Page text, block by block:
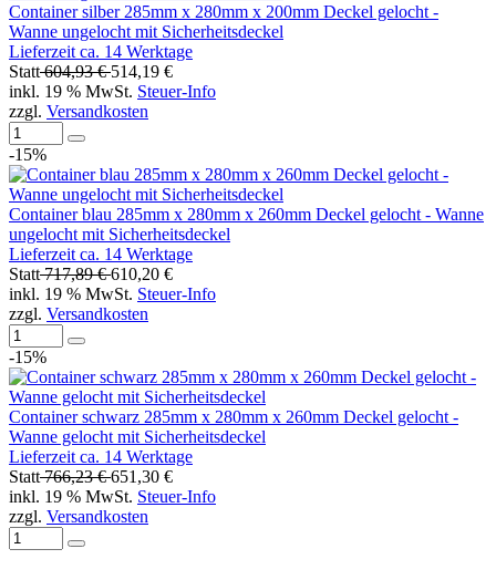
Container silber 285mm x 280mm x 200mm Deckel gelocht -
Wanne ungelocht mit Sicherheitsdeckel
Lieferzeit ca. 14 Werktage
Statt604,93 €514,19 €
inkl. 19 % MwSt. Steuer-Info
zzgl. Versandkosten
-15%
Container blau 285mm x 280mm x 260mm Deckel gelocht - Wanne
ungelocht mit Sicherheitsdeckel
Lieferzeit ca. 14 Werktage
Statt717,89 €610,20 €
inkl. 19 % MwSt. Steuer-Info
zzgl. Versandkosten
-15%
Container schwarz 285mm x 280mm x 260mm Deckel gelocht -
Wanne gelocht mit Sicherheitsdeckel
Lieferzeit ca. 14 Werktage
Statt766,23 €651,30 €
inkl. 19 % MwSt. Steuer-Info
zzgl. Versandkosten